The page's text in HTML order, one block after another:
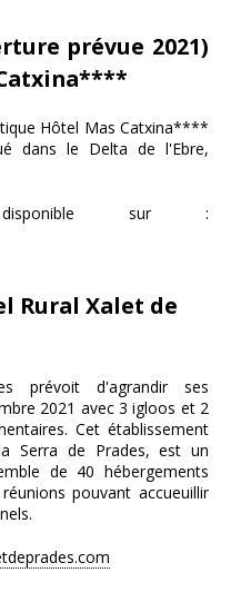
prévue 2021)
Hôtel Mas Catxina****
dans le Delta de l'Ebre,
disponible sur :
Rural Xalet de
prévoit d'agrandir ses
2021 avec 3 igloos et 2
Cet établissement
Serra de Prades, est un
de 40 hébergements
pouvant accueuillir